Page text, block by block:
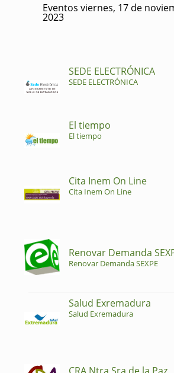
Eventos viernes, 17 de
2023
SEDE ELECTRÓNICA
SEDE ELECTRÓNICA
El tiempo
El tiempo
Cita Inem On Line
Cita Inem On Line
Renovar Demanda
Renovar Demanda SEXPE
Salud Exremadura
Salud Exremadura